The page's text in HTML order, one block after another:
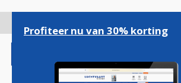
gaan
Profiteer nu van 30% korting